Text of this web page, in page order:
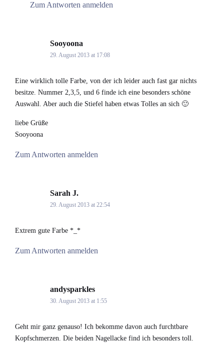
Zum Antworten anmelden
Sooyoona
29. August 2013 at 17:08
Eine wirklich tolle Farbe, von der ich leider auch fast gar nichts
besitze. Nummer 2,3,5, und 6 finde ich eine besonders schöne
Auswahl. Aber auch die Stiefel haben etwas Tolles an sich 🙂
liebe Grüße
Sooyoona
Zum Antworten anmelden
Sarah J.
29. August 2013 at 22:54
Extrem gute Farbe *_*
Zum Antworten anmelden
andysparkles
30. August 2013 at 1:55
Geht mir ganz genauso! Ich bekomme davon auch furchtbare
Kopfschmerzen. Die beiden Nagellacke find ich besonders toll.